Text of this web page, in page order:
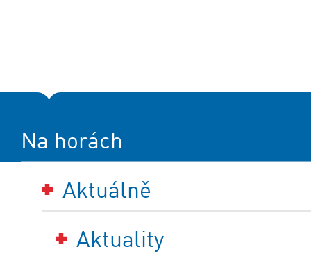
Na horách
Aktuálně
Aktuality